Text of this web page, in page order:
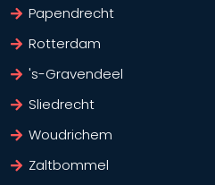
Papendrecht
Rotterdam
's-Gravendeel
Sliedrecht
Woudrichem
Zaltbommel